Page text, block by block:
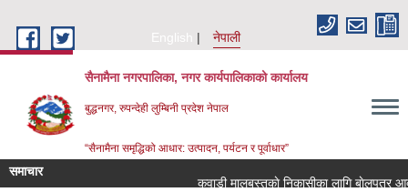
English
नेपाली
सैनामैना नगरपालिका, नगर कार्यपालिकाको कार्यालय
बुद्धनगर, रुपन्देही लुम्बिनी प्रदेश नेपाल
“सैनामैना समृद्धिको आधार: उत्पादन, पर्यटन र पूर्वाधार”
समाचार
कवाडी मालबस्तुकाे निकासीका लागि बाेलपत्र